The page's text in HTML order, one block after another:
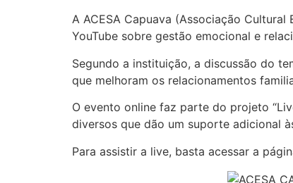
A ACESA Capuava (Associação
YouTube sobre gestão emocional e
Segundo a instituição, a discussão do
que melhoram os relacionamentos
O evento online faz parte do projeto
diversos que dão um suporte adicional
Para assistir a live, basta acessar a